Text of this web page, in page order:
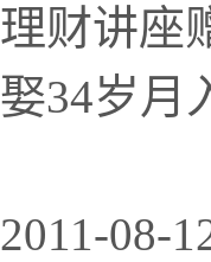
理财讲座
娶34岁月
2011-08-